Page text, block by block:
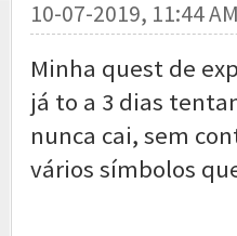
10-07-2019, 11:44
Minha quest de
já to a 3 dias
nunca cai, sem
vários símbolos